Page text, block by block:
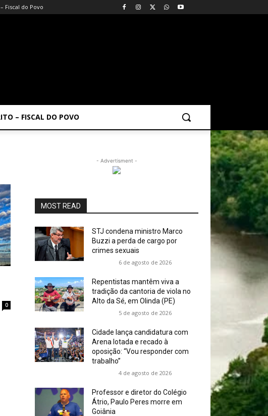
Fiscal do Povo
– FISCAL DO POVO
0
- Advertisment -
MOST READ
STJ condena ministro Marco
Buzzi a perda de cargo por
crimes sexuais
6 de agosto de 2026
Repentistas mantêm viva a
tradição da cantoria de viola no
Alto da Sé, em Olinda (PE)
5 de agosto de 2026
Cidade lança candidatura com
Arena lotada e recado à
oposição: “Vou responder com
trabalho”
4 de agosto de 2026
Professor e diretor do Colégio
Átrio, Paulo Peres morre em
Goiânia